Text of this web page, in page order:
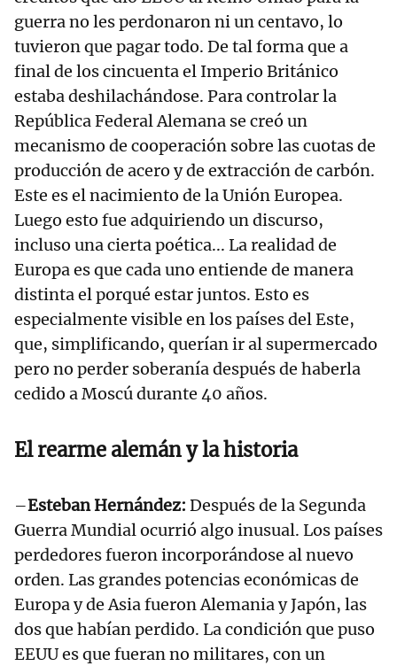
guerra no les perdonaron ni un centavo, lo
tuvieron que pagar todo. De tal forma que a
final de los cincuenta el Imperio Británico
estaba deshilachándose. Para controlar la
República Federal Alemana se creó un
mecanismo de cooperación sobre las cuotas de
producción de acero y de extracción de carbón.
Este es el nacimiento de la Unión Europea.
Luego esto fue adquiriendo un discurso,
incluso una cierta poética... La realidad de
Europa es que cada uno entiende de manera
distinta el porqué estar juntos. Esto es
especialmente visible en los países del Este,
que, simplificando, querían ir al supermercado
pero no perder soberanía después de haberla
cedido a Moscú durante 40 años.
El rearme alemán y la historia
–Esteban Hernández: Después de la Segunda
Guerra Mundial ocurrió algo inusual. Los países
perdedores fueron incorporándose al nuevo
orden. Las grandes potencias económicas de
Europa y de Asia fueron Alemania y Japón, las
dos que habían perdido. La condición que puso
EEUU es que fueran no militares, con un